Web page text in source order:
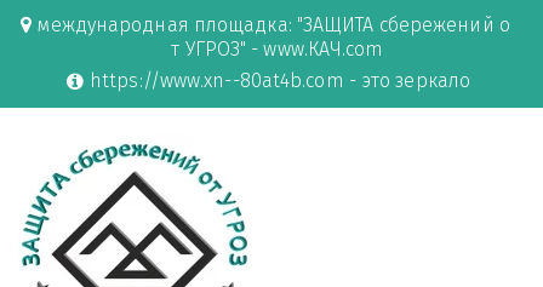
международная площадка: "ЗАЩИТА сбережений о
т УГРОЗ" - www.КАЧ.com
https://www.xn--80at4b.com - это зеркало